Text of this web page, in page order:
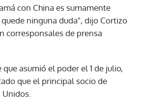
con China es sumamente
ninguna duda", dijo Cortizo
corresponsales de prensa
asumió el poder el 1 de julio,
que el principal socio de